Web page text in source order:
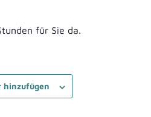
für Sie da.
hinzufügen